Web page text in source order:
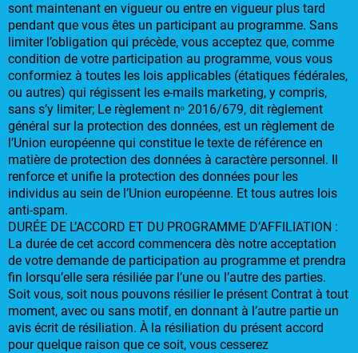
sont maintenant en vigueur ou entre en vigueur plus tard
pendant que vous êtes un participant au programme. Sans
limiter l’obligation qui précède, vous acceptez que, comme
condition de votre participation au programme, vous vous
conformiez à toutes les lois applicables (étatiques fédérales,
ou autres) qui régissent les e-mails marketing, y compris,
sans s’y limiter; Le règlement nᵒ 2016/679, dit règlement
général sur la protection des données, est un règlement de
l’Union européenne qui constitue le texte de référence en
matière de protection des données à caractère personnel. Il
renforce et unifie la protection des données pour les
individus au sein de l’Union européenne. Et tous autres lois
anti-spam.
DURÉE DE L’ACCORD ET DU PROGRAMME D’AFFILIATION :
La durée de cet accord commencera dès notre acceptation
de votre demande de participation au programme et prendra
fin lorsqu’elle sera résiliée par l’une ou l’autre des parties.
Soit vous, soit nous pouvons résilier le présent Contrat à tout
moment, avec ou sans motif, en donnant à l’autre partie un
avis écrit de résiliation. À la résiliation du présent accord
pour quelque raison que ce soit, vous cesserez